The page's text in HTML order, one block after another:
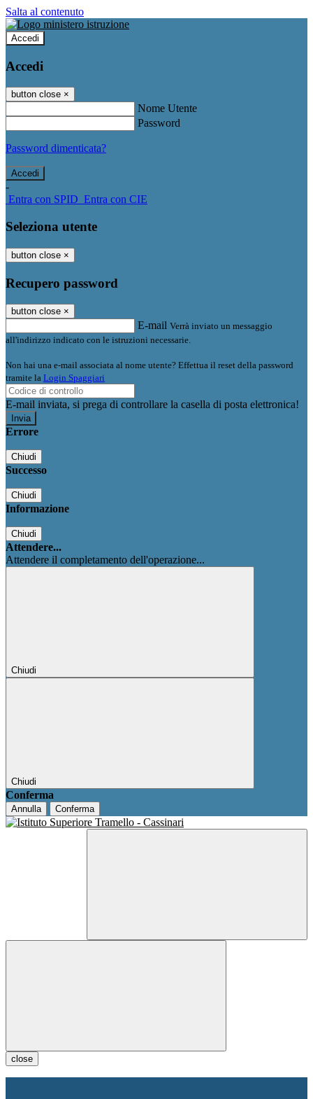
Salta al contenuto
Accedi
Accedi
button close ×
Nome Utente
Password
Password dimenticata?
-
Entra con SPID Entra con CIE
Seleziona utente
button close ×
Recupero password
button close ×
E-mail Verrà inviato un messaggio
all'indirizzo indicato con le istruzioni necessarie.
Non hai una e-mail associata al nome utente? Effettua il reset della password
tramite la Login Spaggiari
E-mail inviata, si prega di controllare la casella di posta elettronica!
Errore
Chiudi
Successo
Chiudi
Informazione
Chiudi
Attendere...
Attendere il completamento dell'operazione...
Chiudi
Chiudi
Conferma
Annulla Conferma
close